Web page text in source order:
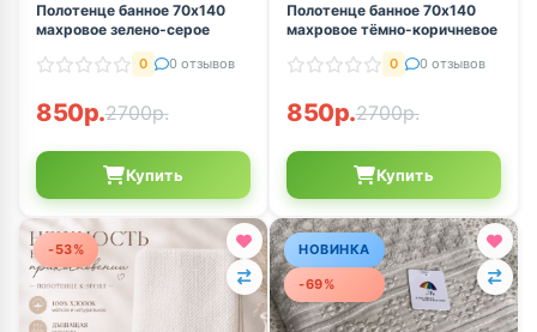
Полотенце банное 70х140
махровое зелено-серое
0 0 отзывов
850р.2700р.
Купить
Полотенце банное 70х140
махровое тёмно-коричневое
0 0 отзывов
850р.2700р.
Купить
-53% НОВИНКА
-69%